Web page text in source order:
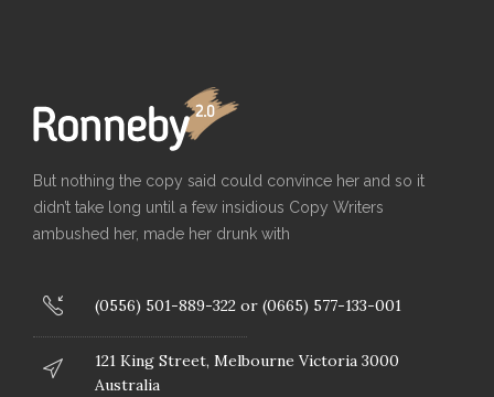
But nothing the copy said could convince her and so it
didn’t take long until a few insidious Copy Writers
ambushed her, made her drunk with
(0556) 501-889-322 or (0665) 577-133-001
121 King Street, Melbourne Victoria 3000
Australia